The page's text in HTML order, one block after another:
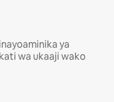
ya
wa ukaaji wako